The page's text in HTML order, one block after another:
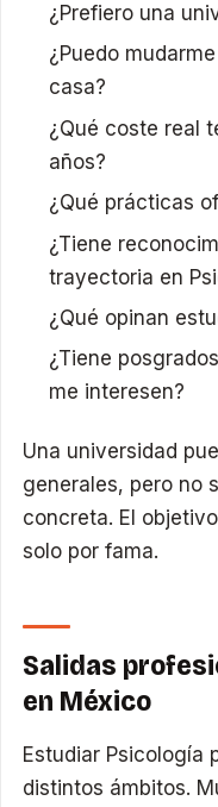
¿Prefiero una
¿Puedo
casa?
¿Qué coste real
años?
¿Qué prácticas
¿Tiene
trayectoria en
¿Qué opinan
¿Tiene
me interesen?
Una universidad
generales, pero no
concreta. El
solo por fama.
Salidas
en México
Estudiar Psicología
distintos ámbitos.